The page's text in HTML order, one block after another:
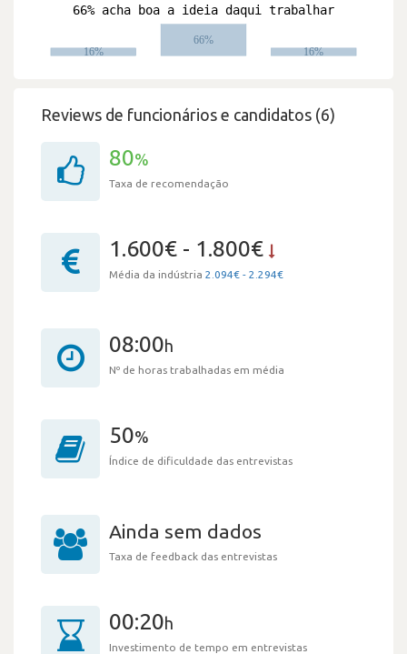
Reviews de funcionários e candidatos (6)
80%
Taxa de recomendação
1.600€ - 1.800€
Média da indústria 2.094€ - 2.294€
08:00h
Nº de horas trabalhadas em média
50%
Índice de dificuldade das entrevistas
Ainda sem dados
Taxa de feedback das entrevistas
00:20h
Investimento de tempo em entrevistas